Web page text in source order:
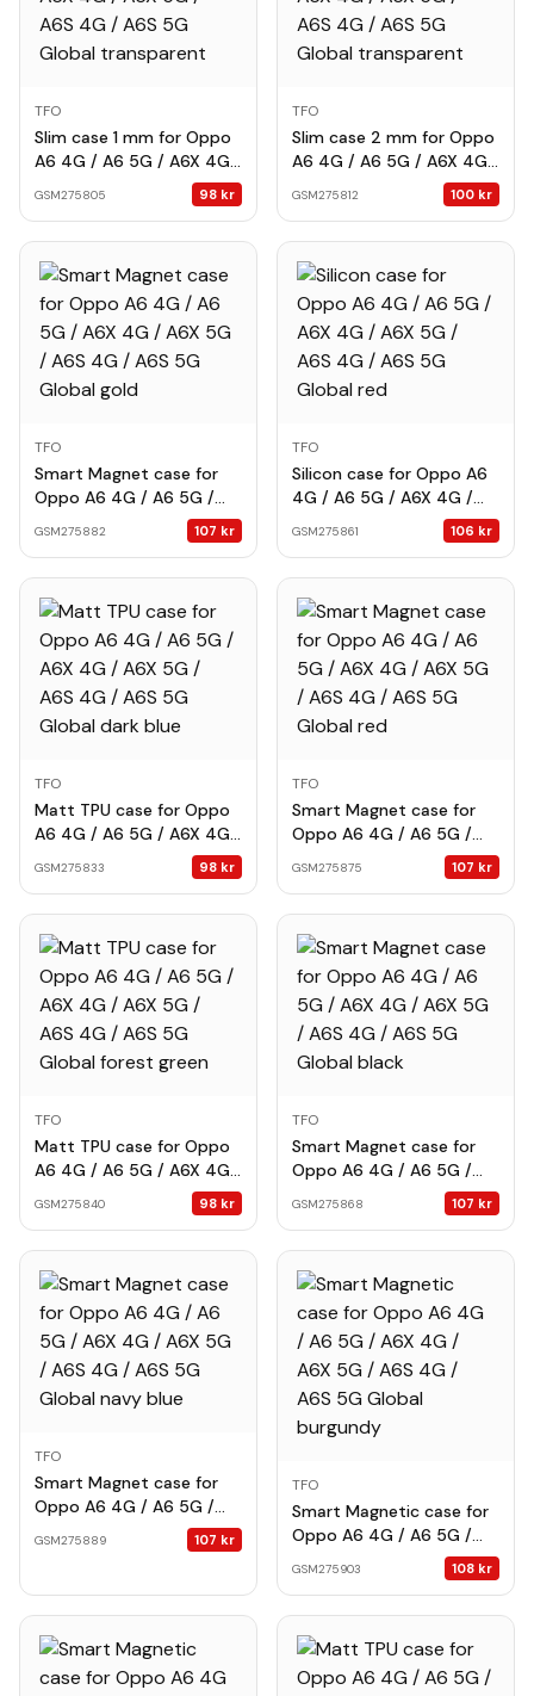
TFO
Slim case 1 mm for Oppo
A6 4G / A6 5G / A6X 4G /
A6X 5G / A6S 4G / A6S
5G Global transparent
GSM275805 98 kr
TFO
Slim case 2 mm for Oppo
A6 4G / A6 5G / A6X 4G /
A6X 5G / A6S 4G / A6S
5G Global transparent
GSM275812 100 kr
TFO
Smart Magnet case for
Oppo A6 4G / A6 5G /
A6X 4G / A6X 5G / A6S
4G / A6S 5G Global gold
GSM275882 107 kr
TFO
Silicon case for Oppo A6
4G / A6 5G / A6X 4G /
A6X 5G / A6S 4G / A6S
GSM275861 106 kr
TFO
Matt TPU case for Oppo
A6 4G / A6 5G / A6X 4G /
A6X 5G / A6S 4G / A6S
GSM275833 98 kr
TFO
Smart Magnet case for
Oppo A6 4G / A6 5G /
A6X 4G / A6X 5G / A6S
4G / A6S 5G Global red
GSM275875 107 kr
TFO
Matt TPU case for Oppo
A6 4G / A6 5G / A6X 4G /
A6X 5G / A6S 4G / A6S
5G Global forest green
GSM275840 98 kr
TFO
Smart Magnet case for
Oppo A6 4G / A6 5G /
A6X 4G / A6X 5G / A6S
4G / A6S 5G Global black
GSM275868 107 kr
TFO
Smart Magnet case for
Oppo A6 4G / A6 5G /
A6X 4G / A6X 5G / A6S
4G / A6S 5G Global navy
GSM275889 107 kr
TFO
Smart Magnetic case for
Oppo A6 4G / A6 5G /
A6X 4G / A6X 5G / A6S
4G / A6S 5G Global
GSM275903 108 kr